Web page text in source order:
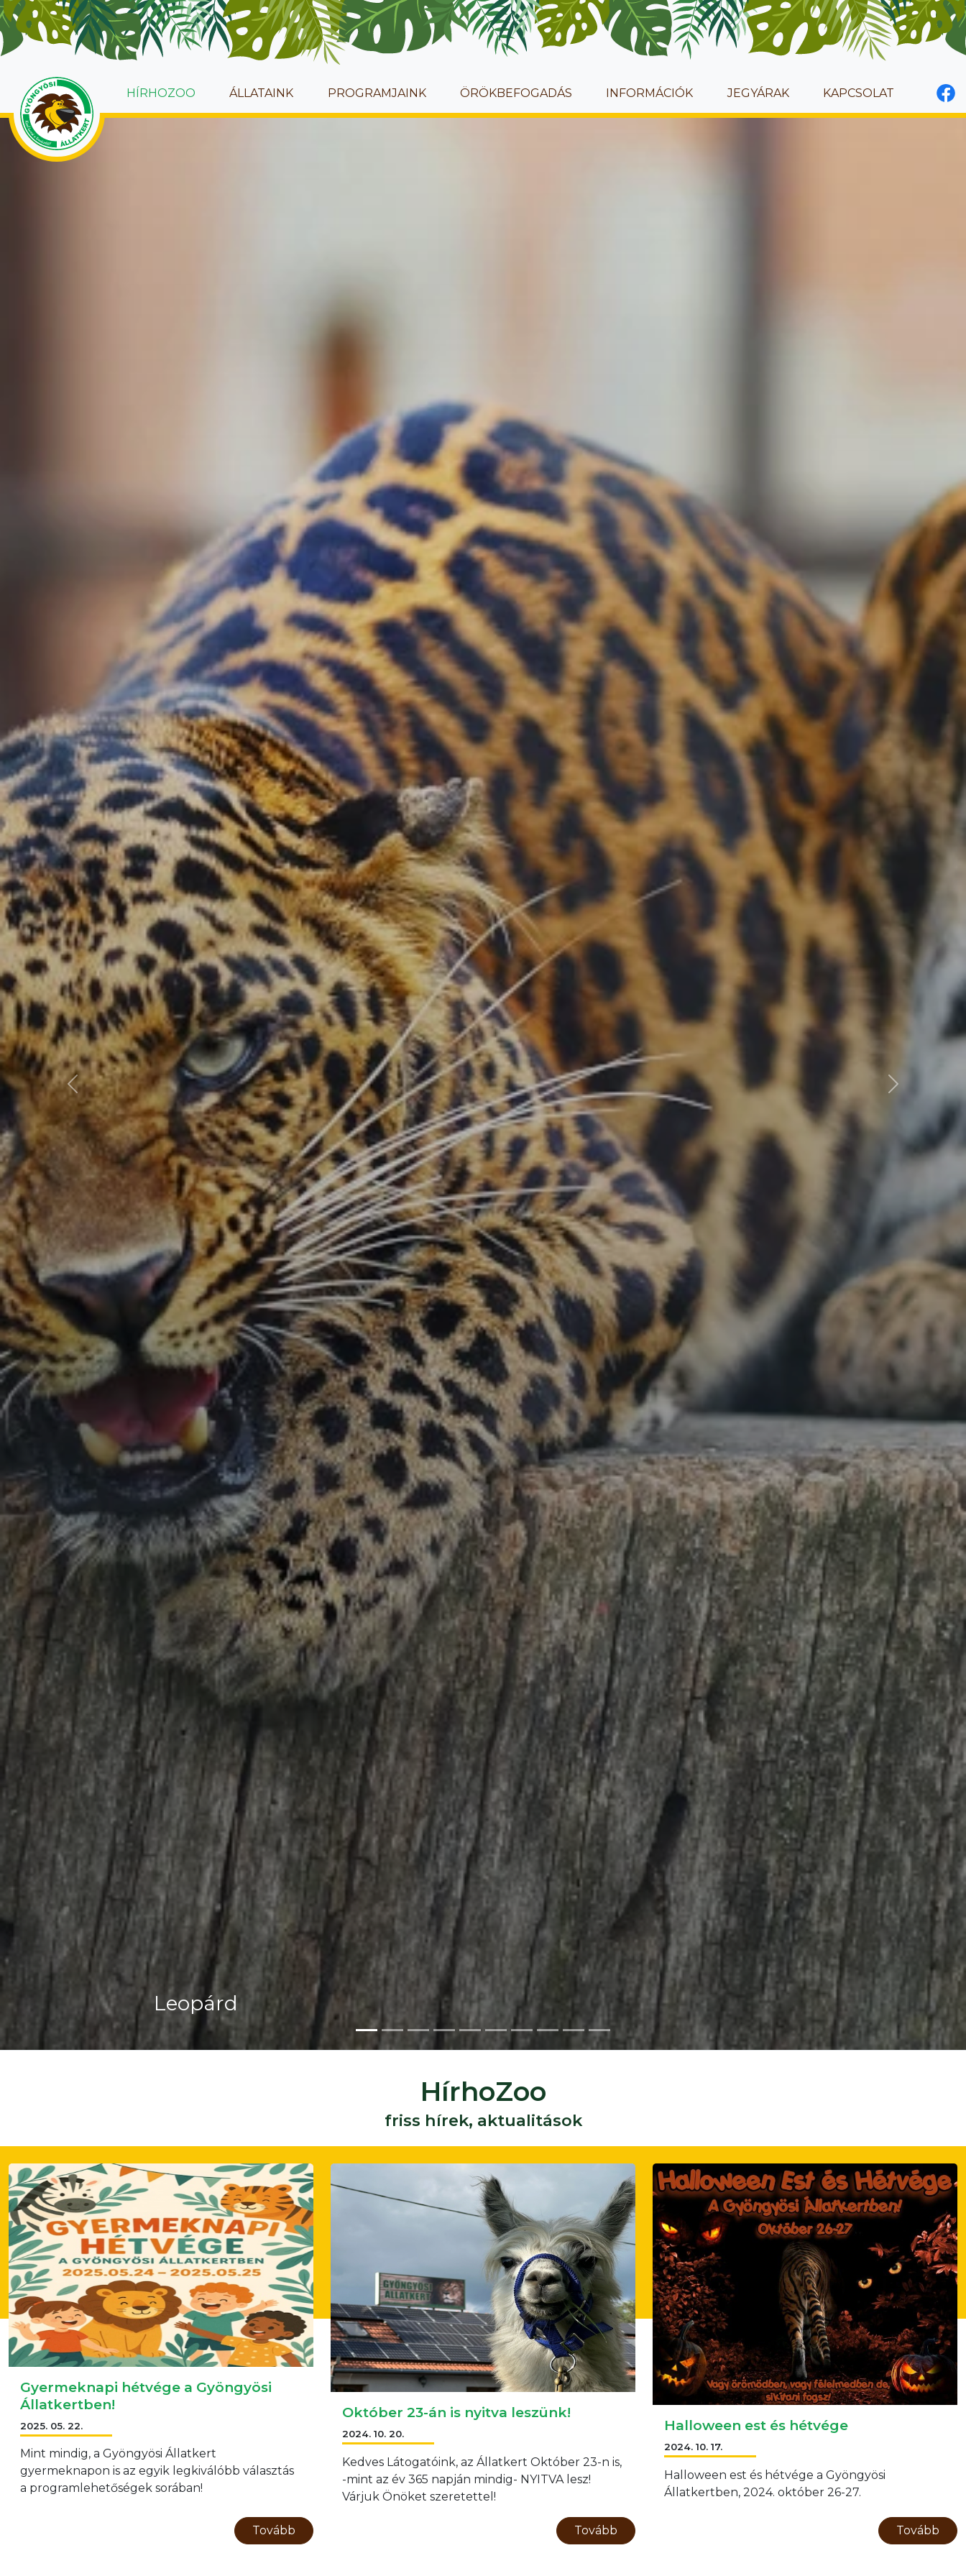
HÍRHOZOO ÁLLATAINK PROGRAMJAINK ÖRÖKBEFOGADÁS INFORMÁCIÓK JEGYÁRAK KAPCSOLAT
Csíkos Bűzös Borz (Szkunk)
Előző Következő
HírhoZoo
friss hírek, aktualitások
Gyermeknapi hétvége a Gyöngyösi
Állatkertben!
2025. 05. 22.
Mint mindig, a Gyöngyösi Állatkert
gyermeknapon is az egyik legkiválóbb választás
a programlehetőségek sorában!
Tovább
Október 23-án is nyitva leszünk!
2024. 10. 20.
Kedves Látogatóink, az Állatkert Október 23-n is,
-mint az év 365 napján mindig- NYITVA lesz!
Várjuk Önöket szeretettel!
Tovább
Halloween est és hétvége
2024. 10. 17.
Halloween est és hétvége a Gyöngyösi
Állatkertben, 2024. október 26-27.
Tovább